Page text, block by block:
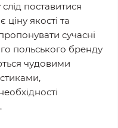
поставитися
якості та
сучасні
польського бренду
чудовими